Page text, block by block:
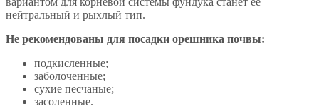
нейтральный и рыхлый тип.
Не рекомендованы для посадки орешника почвы:
подкисленные;
заболоченные;
сухие песчаные;
засоленные.